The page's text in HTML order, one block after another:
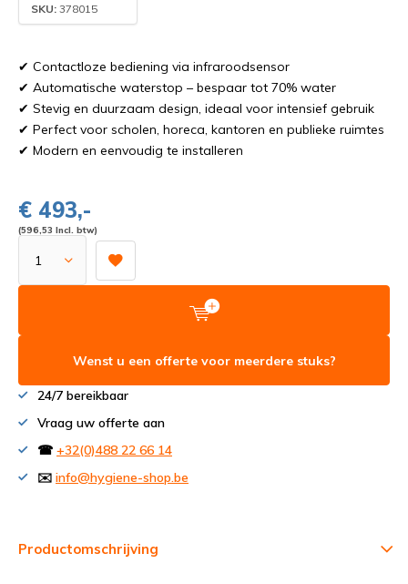
SKU: 378015
✔ Contactloze bediening via infraroodsensor
✔ Automatische waterstop – bespaar tot 70% water
✔ Stevig en duurzaam design, ideaal voor intensief gebruik
✔ Perfect voor scholen, horeca, kantoren en publieke ruimtes
✔ Modern en eenvoudig te installeren
€ 493,-
(596,53 Incl. btw)
Wenst u een offerte voor meerdere stuks?
24/7 bereikbaar
Vraag uw offerte aan
☎ +32(0)488 22 66 14
✉️ info@hygiene-shop.be
Productomschrijving